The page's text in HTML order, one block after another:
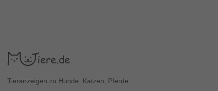
Tieranzeigen zu Hunde, Katzen, Pferde.